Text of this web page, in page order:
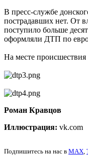
В пресс-службе
пострадавших нет. От
поступило больше
оформляли ДТП по
На месте
Роман Кравцов
Иллюстрация: vk.com
Подпишитесь на нас в MAX,